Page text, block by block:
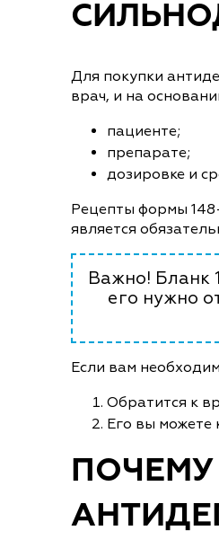
Для покупки
врач, и на
пациенте;
препарате;
дозировке и
Рецепты формы
является
Важно! Бланк
его нужно
Если вам
Обратится к
Его вы можете